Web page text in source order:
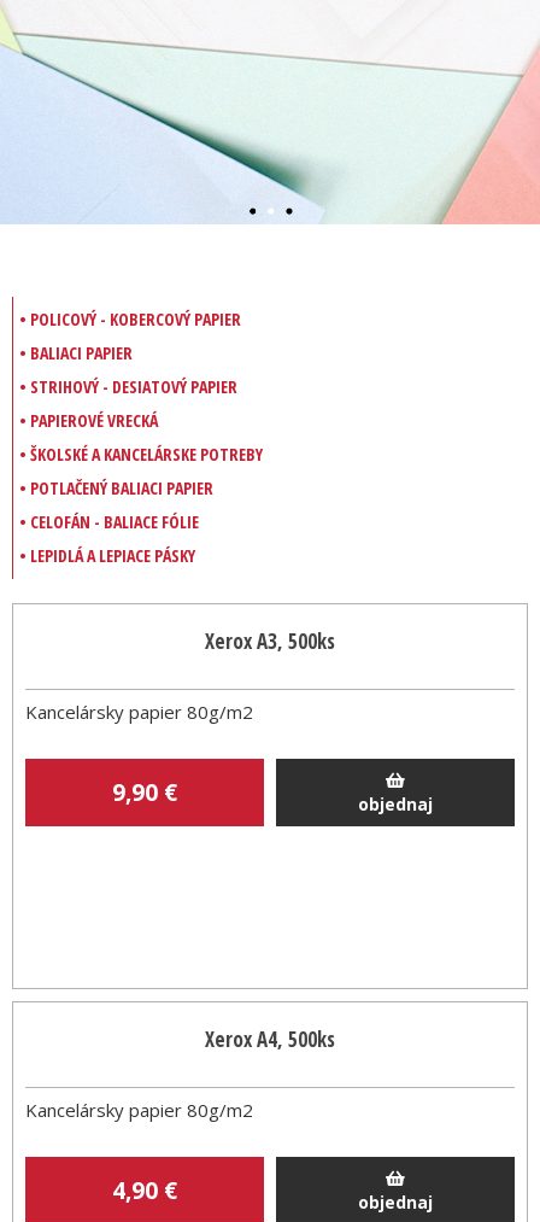
• POLICOVÝ - KOBERCOVÝ PAPIER
• BALIACI PAPIER
• STRIHOVÝ - DESIATOVÝ PAPIER
• PAPIEROVÉ VRECKÁ
• ŠKOLSKÉ A KANCELÁRSKE POTREBY
• POTLAČENÝ BALIACI PAPIER
• CELOFÁN - BALIACE FÓLIE
• LEPIDLÁ A LEPIACE PÁSKY
Xerox A3, 500ks
Kancelársky papier 80g/m2
9,90 € objednaj
Xerox A4, 500ks
Kancelársky papier 80g/m2
4,90 € objednaj